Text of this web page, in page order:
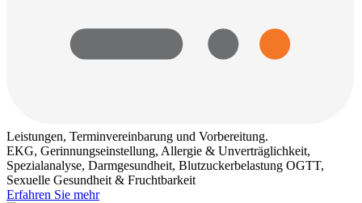
Leistungen, Terminvereinbarung und Vorbereitung.
EKG, Gerinnungseinstellung, Allergie & Unverträglichkeit,
Spezialanalyse, Darmgesundheit, Blutzuckerbelastung OGTT,
Sexuelle Gesundheit & Fruchtbarkeit
Erfahren Sie mehr